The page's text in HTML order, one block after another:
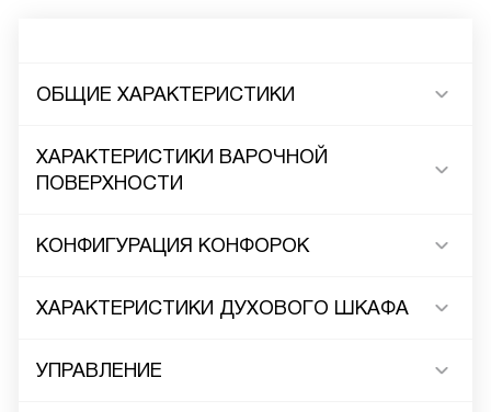
ОБЩИЕ ХАРАКТЕРИСТИКИ
ХАРАКТЕРИСТИКИ ВАРОЧНОЙ
ПОВЕРХНОСТИ
КОНФИГУРАЦИЯ КОНФОРОК
ХАРАКТЕРИСТИКИ ДУХОВОГО ШКАФА
УПРАВЛЕНИЕ